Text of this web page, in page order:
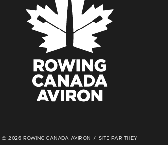
© 2026 ROWING CANADA AVIRON SITE PAR THEY